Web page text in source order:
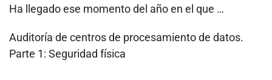
Ha llegado ese momento del año en el que …
Auditoría de centros de procesamiento de datos.
Parte 1: Seguridad física